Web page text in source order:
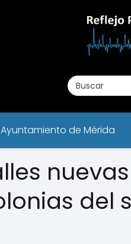
Ayuntamiento de Mérida
nuevas
del